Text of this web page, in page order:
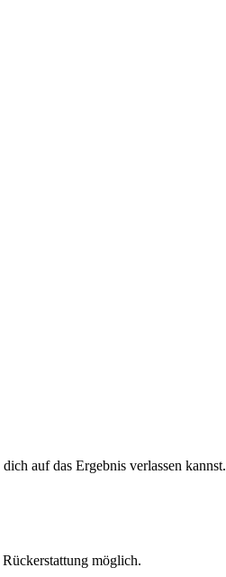
auf das Ergebnis verlassen kannst.
möglich.